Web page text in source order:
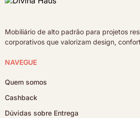
Mobiliário de alto padrão para projetos
corporativos que valorizam design,
NAVEGUE
Quem somos
Cashback
Dúvidas sobre Entrega